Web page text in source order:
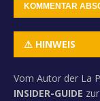
⚠ HINWEIS
Vom Autor der La
INSIDER-GUIDE